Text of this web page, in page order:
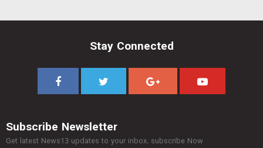
Stay Connected
Subscribe Newsletter
Get latest News13 updates to your inbox. subscribe Now